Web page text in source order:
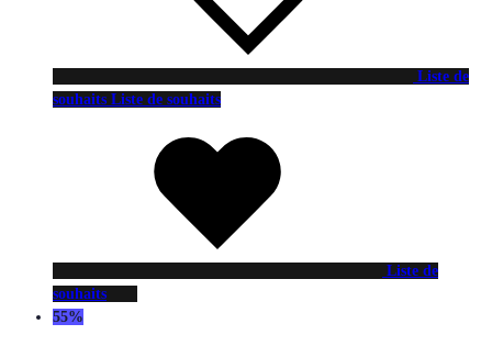
Liste de
souhaits Liste de souhaits
Liste de
souhaits
55%